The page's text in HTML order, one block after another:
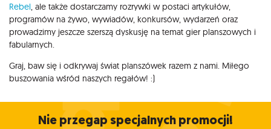
Rebel, ale także dostarczamy rozrywki w postaci artykułów,
programów na żywo, wywiadów, konkursów, wydarzeń oraz
prowadzimy jeszcze szerszą dyskusję na temat gier planszowych i
fabularnych.
Graj, baw się i odkrywaj świat planszówek razem z nami. Miłego
buszowania wśród naszych regałów! :)
Nie przegap specjalnych promocji!